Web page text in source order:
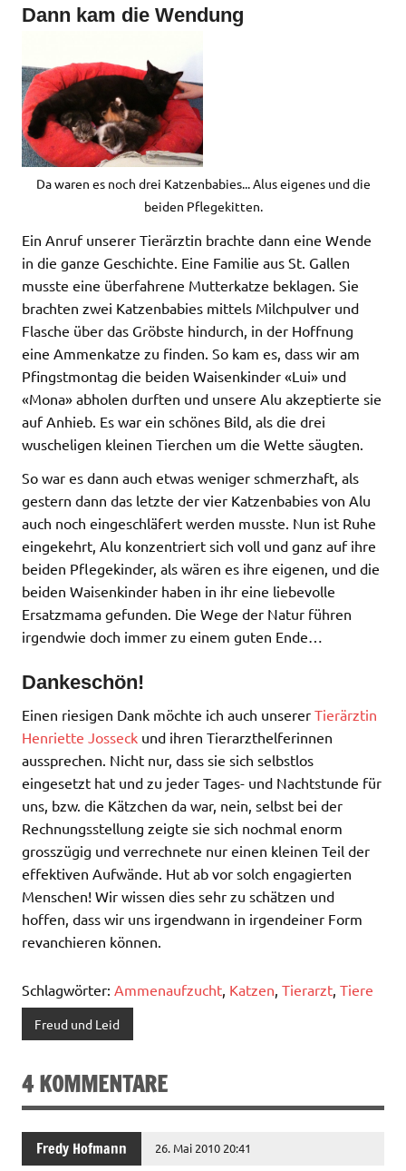
Dann kam die Wendung
Da waren es noch drei Katzenbabies... Alus eigenes und die
beiden Pflegekitten.
Ein Anruf unserer Tierärztin brachte dann eine Wende
in die ganze Geschichte. Eine Familie aus St. Gallen
musste eine überfahrene Mutterkatze beklagen. Sie
brachten zwei Katzenbabies mittels Milchpulver und
Flasche über das Gröbste hindurch, in der Hoffnung
eine Ammenkatze zu finden. So kam es, dass wir am
Pfingstmontag die beiden Waisenkinder «Lui» und
«Mona» abholen durften und unsere Alu akzeptierte sie
auf Anhieb. Es war ein schönes Bild, als die drei
wuscheligen kleinen Tierchen um die Wette säugten.
So war es dann auch etwas weniger schmerzhaft, als
gestern dann das letzte der vier Katzenbabies von Alu
auch noch eingeschläfert werden musste. Nun ist Ruhe
eingekehrt, Alu konzentriert sich voll und ganz auf ihre
beiden Pflegekinder, als wären es ihre eigenen, und die
beiden Waisenkinder haben in ihr eine liebevolle
Ersatzmama gefunden. Die Wege der Natur führen
irgendwie doch immer zu einem guten Ende…
Dankeschön!
Einen riesigen Dank möchte ich auch unserer Tierärztin
Henriette Josseck und ihren Tierarzthelferinnen
aussprechen. Nicht nur, dass sie sich selbstlos
eingesetzt hat und zu jeder Tages- und Nachtstunde für
uns, bzw. die Kätzchen da war, nein, selbst bei der
Rechnungsstellung zeigte sie sich nochmal enorm
grosszügig und verrechnete nur einen kleinen Teil der
effektiven Aufwände. Hut ab vor solch engagierten
Menschen! Wir wissen dies sehr zu schätzen und
hoffen, dass wir uns irgendwann in irgendeiner Form
revanchieren können.
Schlagwörter: Ammenaufzucht, Katzen, Tierarzt, Tiere
Freud und Leid
4 KOMMENTARE
Fredy Hofmann 26. Mai 2010 20:41